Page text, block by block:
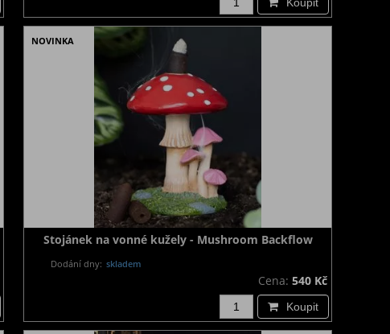
NOVINKA
Stojánek na vonné kužely - Mushroom Backflow
Dodání dny: skladem
Cena: 540 Kč
Koupit